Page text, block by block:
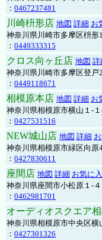
： 0467237481
川崎枡形店 地図 詳細 お
神奈川県川崎市多摩区枡
： 0449333315
クロス向ヶ丘店 地図 詳
神奈川県川崎市多摩区登戸
： 0449118671
相模原本店 地図 詳細 お
神奈川県相模原市横山１-１
： 0427531516
NEW城山店 地図 詳細
神奈川県相模原市緑区向原
： 0427830611
座間店 地図 詳細 お気に
神奈川県座間市小松原１-４
： 0462981701
オーディオスクエア
神奈川県相模原市中央区横
： 0427301326